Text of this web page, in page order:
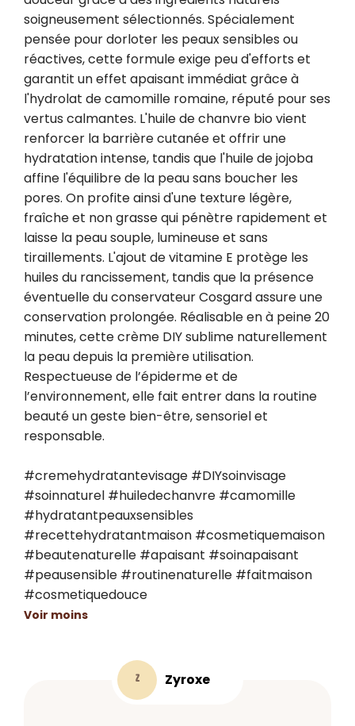
soigneusement sélectionnés. Spécialement
pensée pour dorloter les peaux sensibles ou
réactives, cette formule exige peu d'efforts et
garantit un effet apaisant immédiat grâce à
l'hydrolat de camomille romaine, réputé pour ses
vertus calmantes. L'huile de chanvre bio vient
renforcer la barrière cutanée et offrir une
hydratation intense, tandis que l'huile de jojoba
affine l'équilibre de la peau sans boucher les
pores. On profite ainsi d'une texture légère,
fraîche et non grasse qui pénètre rapidement et
laisse la peau souple, lumineuse et sans
tiraillements. L'ajout de vitamine E protège les
huiles du rancissement, tandis que la présence
éventuelle du conservateur Cosgard assure une
conservation prolongée. Réalisable en à peine 20
minutes, cette crème DIY sublime naturellement
la peau depuis la première utilisation.
Respectueuse de l’épiderme et de
l’environnement, elle fait entrer dans la routine
beauté un geste bien-être, sensoriel et
responsable.
#cremehydratantevisage #DIYsoinvisage
#soinnaturel #huiledechanvre #camomille
#hydratantpeauxsensibles
#recettehydratantmaison #cosmetiquemaison
#beautenaturelle #apaisant #soinapaisant
#peausensible #routinenaturelle #faitmaison
#cosmetiquedouce
Voir moins
Z Zyroxe